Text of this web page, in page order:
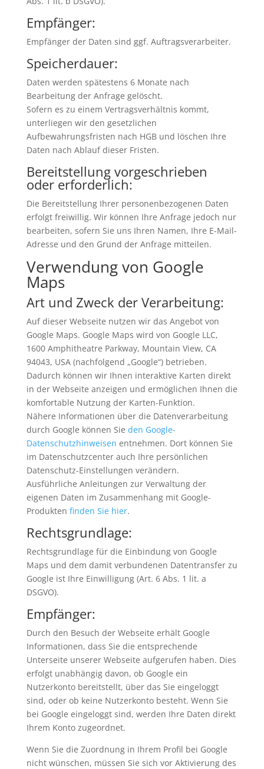
Empfänger:
Empfänger der Daten sind ggf. Auftragsverarbeiter.
Speicherdauer:
Daten werden spätestens 6 Monate nach
Bearbeitung der Anfrage gelöscht.
Sofern es zu einem Vertragsverhältnis kommt,
unterliegen wir den gesetzlichen
Aufbewahrungsfristen nach HGB und löschen Ihre
Daten nach Ablauf dieser Fristen.
Bereitstellung vorgeschrieben
oder erforderlich:
Die Bereitstellung Ihrer personenbezogenen Daten
erfolgt freiwillig. Wir können Ihre Anfrage jedoch nur
bearbeiten, sofern Sie uns Ihren Namen, Ihre E-Mail-
Adresse und den Grund der Anfrage mitteilen.
Verwendung von Google
Maps
Art und Zweck der Verarbeitung:
Auf dieser Webseite nutzen wir das Angebot von
Google Maps. Google Maps wird von Google LLC,
1600 Amphitheatre Parkway, Mountain View, CA
94043, USA (nachfolgend „Google“) betrieben.
Dadurch können wir Ihnen interaktive Karten direkt
in der Webseite anzeigen und ermöglichen Ihnen die
komfortable Nutzung der Karten-Funktion.
Nähere Informationen über die Datenverarbeitung
durch Google können Sie den Google-
Datenschutzhinweisen entnehmen. Dort können Sie
im Datenschutzcenter auch Ihre persönlichen
Datenschutz-Einstellungen verändern.
Ausführliche Anleitungen zur Verwaltung der
eigenen Daten im Zusammenhang mit Google-
Produkten finden Sie hier.
Rechtsgrundlage:
Rechtsgrundlage für die Einbindung von Google
Maps und dem damit verbundenen Datentransfer zu
Google ist Ihre Einwilligung (Art. 6 Abs. 1 lit. a
DSGVO).
Empfänger:
Durch den Besuch der Webseite erhält Google
Informationen, dass Sie die entsprechende
Unterseite unserer Webseite aufgerufen haben. Dies
erfolgt unabhängig davon, ob Google ein
Nutzerkonto bereitstellt, über das Sie eingeloggt
sind, oder ob keine Nutzerkonto besteht. Wenn Sie
bei Google eingeloggt sind, werden Ihre Daten direkt
Ihrem Konto zugeordnet.
Wenn Sie die Zuordnung in Ihrem Profil bei Google
nicht wünschen, müssen Sie sich vor Aktivierung des